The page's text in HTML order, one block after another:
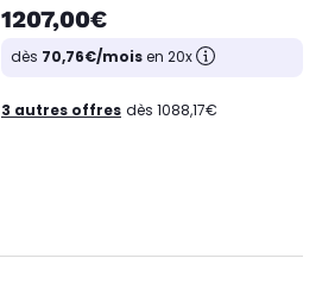
1207,00€
dès 70,76€/moisen 20x
3 autres offres dès 1088,17€